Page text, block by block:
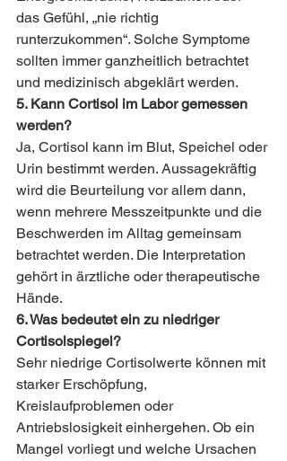
das Gefühl, „nie richtig
runterzukommen“. Solche Symptome
sollten immer ganzheitlich betrachtet
und medizinisch abgeklärt werden.
5. Kann Cortisol im Labor gemessen
werden?
Ja, Cortisol kann im Blut, Speichel oder
Urin bestimmt werden. Aussagekräftig
wird die Beurteilung vor allem dann,
wenn mehrere Messzeitpunkte und die
Beschwerden im Alltag gemeinsam
betrachtet werden. Die Interpretation
gehört in ärztliche oder therapeutische
Hände.
6. Was bedeutet ein zu niedriger
Cortisolspiegel?
Sehr niedrige Cortisolwerte können mit
starker Erschöpfung,
Kreislaufproblemen oder
Antriebslosigkeit einhergehen. Ob ein
Mangel vorliegt und welche Ursachen